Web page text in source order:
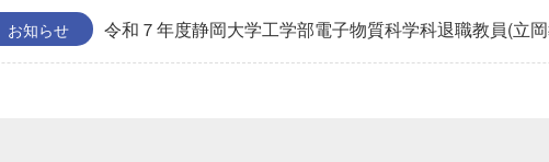
お知らせ 令和７年度静岡大学工学部電子物質科学科退職教員(立岡教